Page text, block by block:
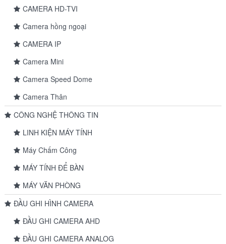
CAMERA HD-TVI
Camera hồng ngoại
CAMERA IP
Camera Mini
Camera Speed Dome
Camera Thân
CÔNG NGHỆ THÔNG TIN
LINH KIỆN MÁY TÍNH
Máy Chấm Công
MÁY TÍNH ĐỂ BÀN
MÁY VĂN PHÒNG
ĐẦU GHI HÌNH CAMERA
ĐẦU GHI CAMERA AHD
ĐẦU GHI CAMERA ANALOG